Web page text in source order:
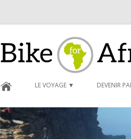
Bike for Africa
LE VOYAGE ▼
BLOG ►
DEVENIR
CARNET